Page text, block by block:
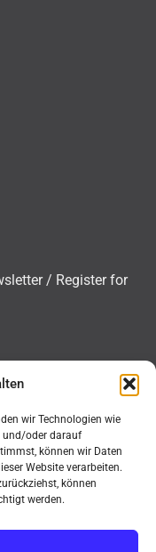
wir Technologien wie
und/oder darauf
können wir Daten
Website verarbeiten.
können
werden.
/ Register for